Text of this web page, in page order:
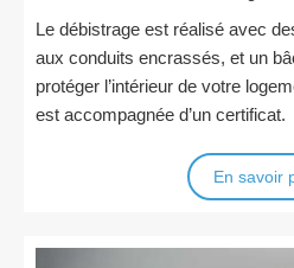
Le débistrage est réalisé avec
aux conduits encrassés, et un
protéger l’intérieur de votre
est accompagnée d’un certificat.
En savoir